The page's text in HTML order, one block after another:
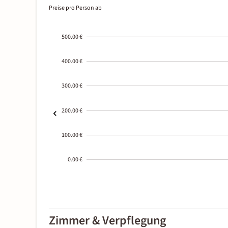
Preise pro Person ab
500.00 €
400.00 €
300.00 €
200.00 €
100.00 €
0.00 €
01-02
Zimmer & Verpflegung